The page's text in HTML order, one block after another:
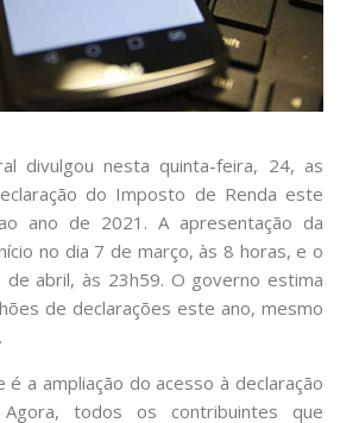
divulgou nesta quinta-feira, 24, as
do Imposto de Renda este
ano de 2021. A apresentação da
no dia 7 de março, às 8 horas, e o
abril, às 23h59. O governo estima
de declarações este ano, mesmo
é a ampliação do acesso à declaração
Agora, todos os contribuintes que